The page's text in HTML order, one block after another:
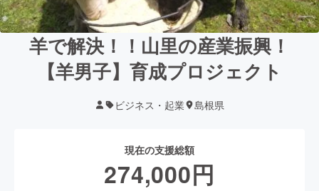
羊で解決！！山里の産業振興！
【羊男子】育成プロジェクト
ビジネス・起業 島根県
現在の支援総額
274,000円